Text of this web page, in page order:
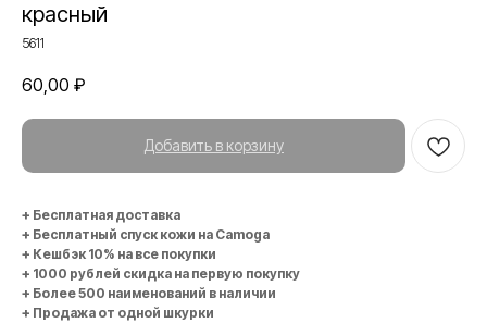
красный
5611
60,00 ₽
Добавить в корзину
+ Бесплатная доставка
+ Бесплатный спуск кожи на Camoga
+ Кешбэк 10% на все покупки
+ 1000 рублей скидка на первую покупку
+ Более 500 наименований в наличии
+ Продажа от одной шкурки